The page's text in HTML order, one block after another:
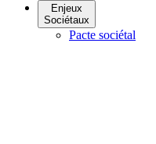
Enjeux
Sociétaux
Pacte sociétal